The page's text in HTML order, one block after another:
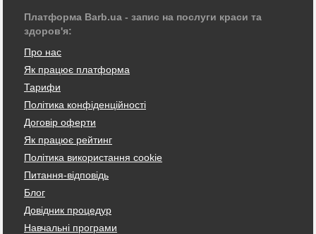
Платформа Barb.ua - запис на послуги краси та
здоров'я:
Про нас
Як працює платформа
Тарифи
Політика конфіденційності
Договір оферти
Як працює рейтинг
Політика використання cookie
Питання-відповідь
Блог
Довідник процедур
Навчальні програми